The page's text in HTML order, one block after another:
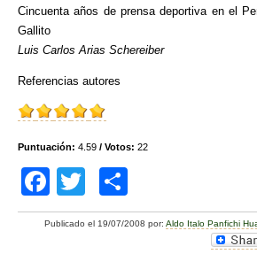
Cincuenta años de prensa deportiva en el
Gallito
Luis Carlos Arias Schereiber
Referencias autores
Puntuación: 4.59 / Votos: 22
F
a
wi o
m
Publicado el 19/07/2008 por:Aldo Italo Panfichi